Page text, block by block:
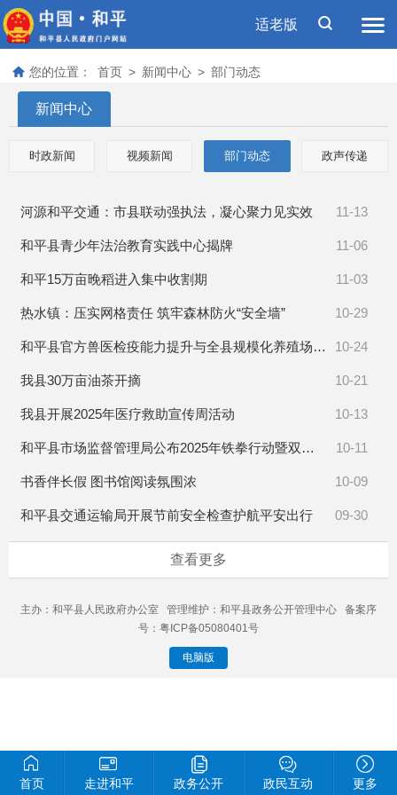
适老版
您的位置： 首页 > 新闻中心 > 部门动态
新闻中心
时政新闻 视频新闻 部门动态 政声传递
11-13
河源和平交通：市县联动强执法，凝心聚力见实效
11-06
和平县青少年法治教育实践中心揭牌
11-03
和平15万亩晚稻进入集中收割期
10-29
热水镇：压实网格责任 筑牢森林防火“安全墙”
10-24
和平县官方兽医检疫能力提升与全县规模化养殖场生物安全专题培训开班
10-21
我县30万亩油茶开摘
10-13
我县开展2025年医疗救助宣传周活动
10-11
和平县市场监督管理局公布2025年铁拳行动暨双打行动典型案例
10-09
书香伴长假 图书馆阅读氛围浓
09-30
和平县交通运输局开展节前安全检查护航平安出行
查看更多
主办：和平县人民政府办公室 管理维护：和平县政务公开管理中心 备案序
号：粤ICP备05080401号
电脑版
首页 走进和平 政务公开 政民互动 更多